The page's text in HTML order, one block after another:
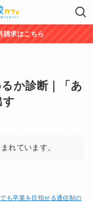
請求はこちら
か診断｜「あ
す
れています。
も卒業を目指せる通信制の